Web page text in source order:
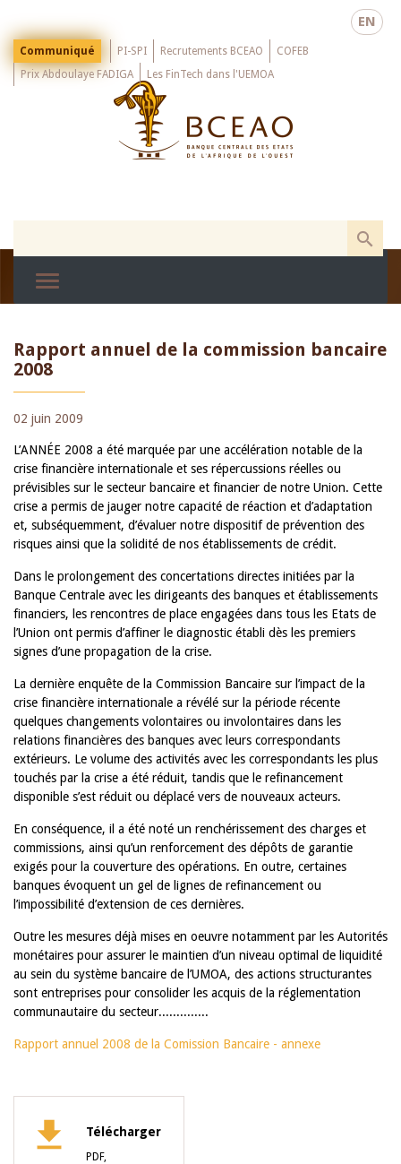
main
EN
Menu
Top
Communiqué PI-SPI Recrutements BCEAO
COFEB
Prix Abdoulaye FADIGA
Les FinTech dans l'UEMOA
Rapport annuel de la commission bancaire
2008
02 juin 2009
L’ANNÉE 2008 a été marquée par une accélération notable de la
crise financière internationale et ses répercussions réelles ou
prévisibles sur le secteur bancaire et financier de notre Union. Cette
crise a permis de jauger notre capacité de réaction et d’adaptation
et, subséquemment, d’évaluer notre dispositif de prévention des
risques ainsi que la solidité de nos établissements de crédit.
Dans le prolongement des concertations directes initiées par la
Banque Centrale avec les dirigeants des banques et établissements
financiers, les rencontres de place engagées dans tous les Etats de
l’Union ont permis d’affiner le diagnostic établi dès les premiers
signes d’une propagation de la crise.
La dernière enquête de la Commission Bancaire sur l’impact de la
crise financière internationale a révélé sur la période récente
quelques changements volontaires ou involontaires dans les
relations financières des banques avec leurs correspondants
extérieurs. Le volume des activités avec les correspondants les plus
touchés par la crise a été réduit, tandis que le refinancement
disponible s’est réduit ou déplacé vers de nouveaux acteurs.
En conséquence, il a été noté un renchérissement des charges et
commissions, ainsi qu’un renforcement des dépôts de garantie
exigés pour la couverture des opérations. En outre, certaines
banques évoquent un gel de lignes de refinancement ou
l’impossibilité d’extension de ces dernières.
Outre les mesures déjà mises en oeuvre notamment par les Autorités
monétaires pour assurer le maintien d’un niveau optimal de liquidité
au sein du système bancaire de l’UMOA, des actions structurantes
sont entreprises pour consolider les acquis de la réglementation
communautaire du secteur..............
Rapport annuel 2008 de la Comission Bancaire - annexe
Télécharger
PDF,